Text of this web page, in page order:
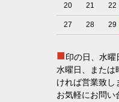
20 21 22
27 28 29
■印の日、水曜
水曜日、または
ければ営業致し
お気軽にお問い